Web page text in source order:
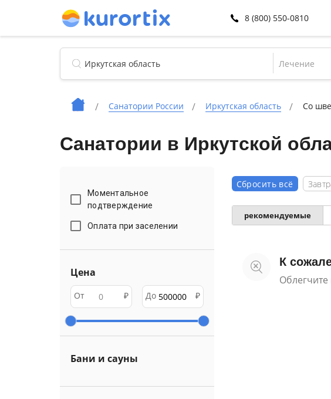
8 (800) 550-0810
Лечение
Санатории России Иркутская область Со
Санатории в Иркутской
Моментальное
подтверждение
Оплата при заселении
Цена
От ₽ До ₽
Бани и сауны
Сбросить всё
рекомендуемые
К